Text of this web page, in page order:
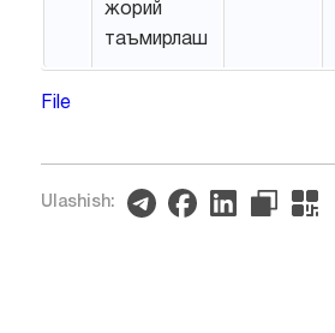
жорий
таъмирлаш
File
Ulashish: